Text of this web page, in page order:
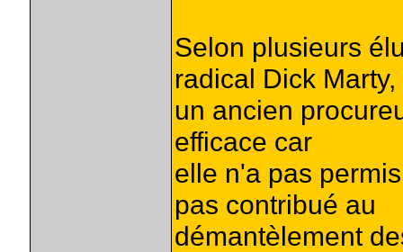
Selon plusieurs
radical Dick Marty,
un ancien
efficace car
elle n'a pas
pas contribué au
démantèlement